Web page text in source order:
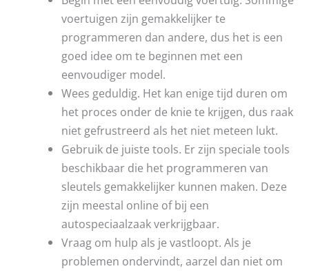
voertuigen zijn gemakkelijker te
programmeren dan andere, dus het is een
goed idee om te beginnen met een
eenvoudiger model.
Wees geduldig. Het kan enige tijd duren om
het proces onder de knie te krijgen, dus raak
niet gefrustreerd als het niet meteen lukt.
Gebruik de juiste tools. Er zijn speciale tools
beschikbaar die het programmeren van
sleutels gemakkelijker kunnen maken. Deze
zijn meestal online of bij een
autospeciaalzaak verkrijgbaar.
Vraag om hulp als je vastloopt. Als je
problemen ondervindt, aarzel dan niet om